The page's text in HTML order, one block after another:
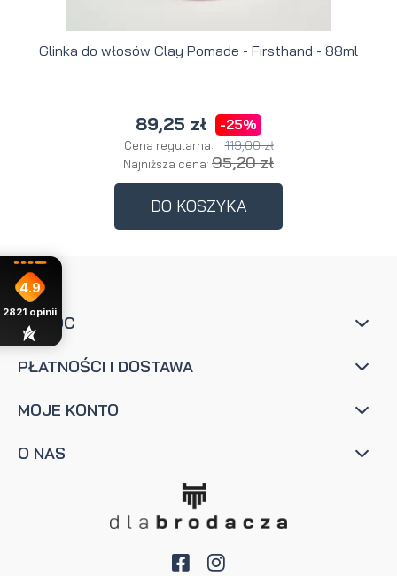
Glinka do włosów Clay Pomade - Firsthand - 88ml
89,25 zł -25%
Cena regularna: 119,00 zł
Najniższa cena: 95,20 zł
DO KOSZYKA
POMOC
PŁATNOŚCI I DOSTAWA
MOJE KONTO
O NAS
4.9
2821 opinii